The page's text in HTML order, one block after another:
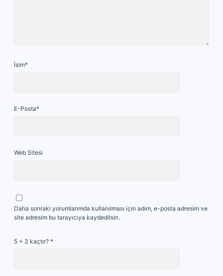
İsim*
E-Posta*
Web Sitesi
Daha sonraki yorumlarımda kullanılması için adım, e-posta adresim ve
site adresim bu tarayıcıya kaydedilsin.
5 + 3 kaçtır? *